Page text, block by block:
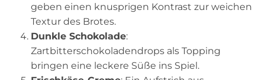
geben einen knusprigen Kontrast zur weichen
Textur des Brotes.
Dunkle Schokolade:
Zartbitterschokoladendrops als Topping
bringen eine leckere Süße ins Spiel.